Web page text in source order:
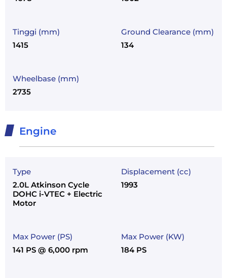
Tinggi (mm)
1415
Ground Clearance (mm)
134
Wheelbase (mm)
2735
Engine
Type
2.0L Atkinson Cycle
DOHC i-VTEC + Electric
Motor
Displacement (cc)
1993
Max Power (PS)
141 PS @ 6,000 rpm
Max Power (KW)
184 PS